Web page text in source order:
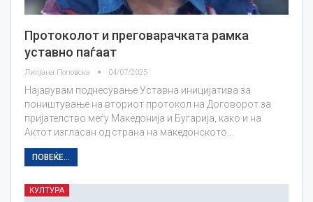
Протоколот и преговарачката рамка
уставно паѓаат
Лилјана Поповска 04/07/2025
Најавувам поднесување Уставна иницијатива за
поништување на вториот протокол на Договорот за
пријателство меѓу Македонија и Бугарија, како и на
Актот изгласан од страна на македонското…
ПОВЕЌЕ...
КУЛТУРА